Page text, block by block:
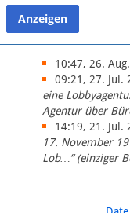
10:47, 26.
09:21, 27. Jul.
eine
Agentur über
14:19, 21. Jul.
17. November
Lob…“ (einziger